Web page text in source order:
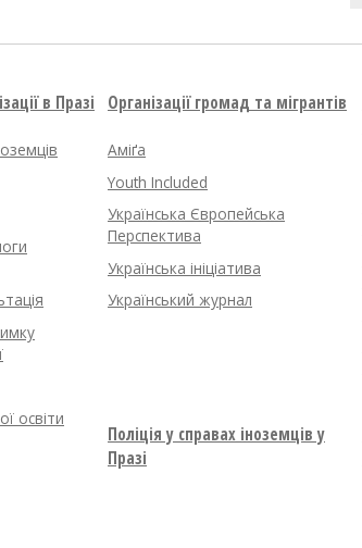
в Празі
освіти
Організації громад та мігрантів
Аміґа
Youth Included
Українська Європейська
Перспектива
Українська ініціатива
Український журнал
Поліція у справах іноземців у
Празі